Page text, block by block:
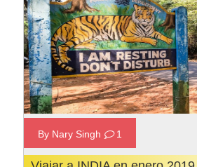
By Nary Singh 1